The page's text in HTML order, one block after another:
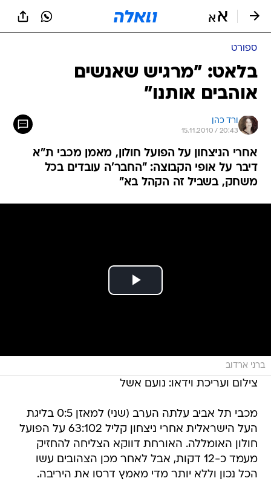
ספורט
בלאט: "מרגיש שאנשים
אוהבים אותנו"
ורד כהן
15.11.2010 / 20:43
אחרי הניצחון על הפועל חולון, מאמן מכבי ת"א
דיבר על אופי הקבוצה: "החבר'ה עובדים בכל
משחק, בשביל זה הקהל בא"
ברני ארדוב
צילום ועריכת וידאו: נועם אשל
מכבי תל אביב עלתה הערב (שני) למאזן 0:5 בליגת
העל הישראלית אחרי ניצחון קליל 63:102 על הפועל
חולון האומללה. האורחת דווקא הצליחה להחזיק
מעמד כ-12 דקות, אבל לאחר מכן הצהובים עשו
הכל נכון וללא יותר מדי מאמץ דרסו את היריבה.